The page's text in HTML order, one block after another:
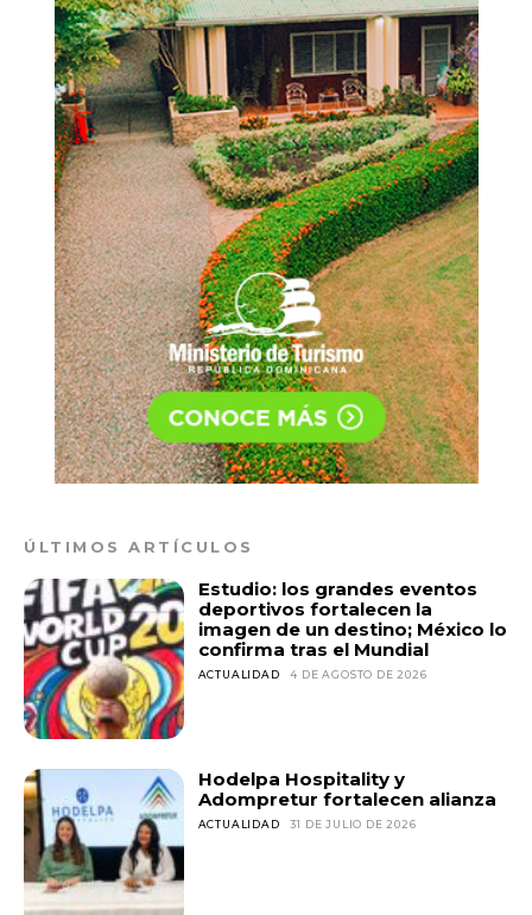
ÚLTIMOS ARTÍCULOS
Estudio: los grandes eventos
deportivos fortalecen la
imagen de un destino; México lo
confirma tras el Mundial
ACTUALIDAD 4 DE AGOSTO DE 2026
Hodelpa Hospitality y
Adompretur fortalecen alianza
ACTUALIDAD 31 DE JULIO DE 2026